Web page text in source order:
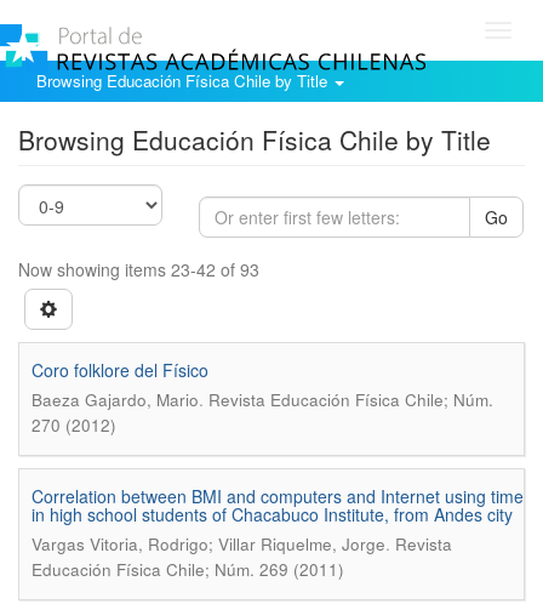
Browsing Educación Física Chile by Title
Browsing Educación Física Chile by Title
Go
Now showing items 23-42 of 93
Coro folklore del Físico
Baeza Gajardo, Mario. Revista Educación Física Chile; Núm.
270 (2012)
Correlation between BMI and computers and Internet using time
in high school students of Chacabuco Institute, from Andes city
Vargas Vitoria, Rodrigo; Villar Riquelme, Jorge. Revista
Educación Física Chile; Núm. 269 (2011)